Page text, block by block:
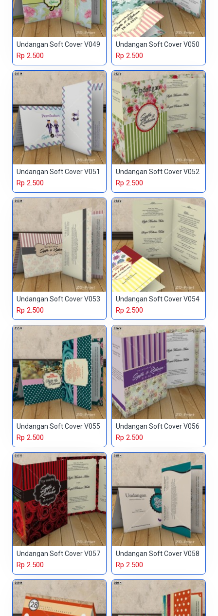
Undangan Soft Cover V049
Rp 2.500
Undangan Soft Cover V050
Rp 2.500
Undangan Soft Cover V051
Rp 2.500
Undangan Soft Cover V052
Rp 2.500
Undangan Soft Cover V053
Rp 2.500
Undangan Soft Cover V054
Rp 2.500
Undangan Soft Cover V055
Rp 2.500
Undangan Soft Cover V056
Rp 2.500
Undangan Soft Cover V057
Rp 2.500
Undangan Soft Cover V058
Rp 2.500